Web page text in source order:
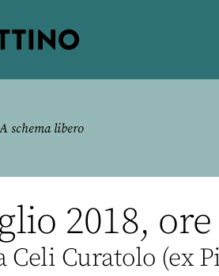
schema libero
2018,
Celi Curatolo (ex